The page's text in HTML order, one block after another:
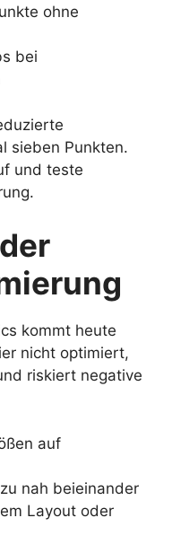
ohne
bei
sieben Punkten.
und teste
kommt heute
nicht optimiert,
riskiert negative
auf
nah beieinander
Layout oder